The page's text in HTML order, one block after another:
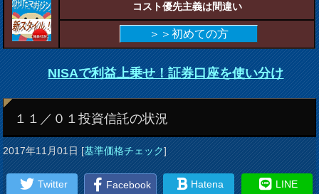
コスト優先主義は間違い
＞＞初めての方
NISAで利益上乗せ！証券口座を使い分け
１１／０１投資信託の状況
2017年11月01日[基準価格チェック]
Twitter Facebook Hatena LINE